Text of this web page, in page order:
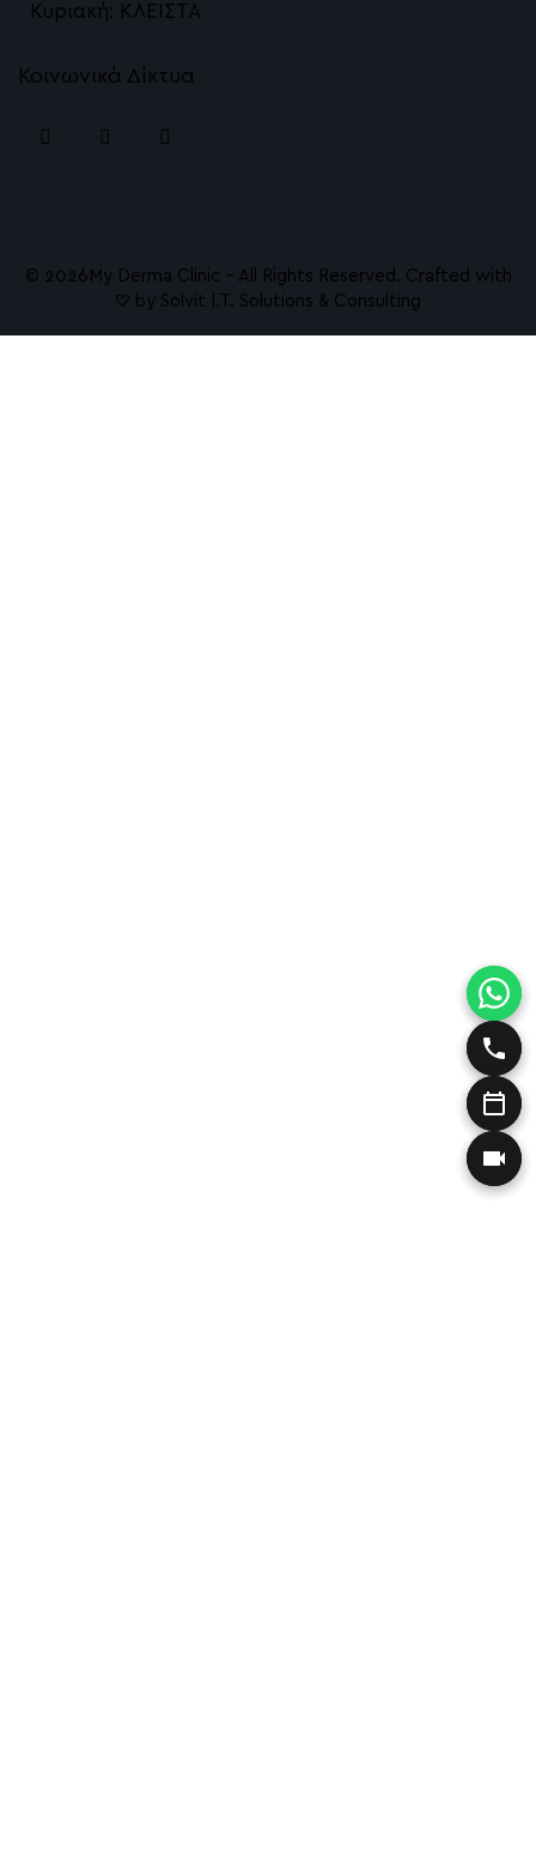
Κυριακή: ΚΛΕΙΣΤΑ
Κοινωνικά Δίκτυα
© 2026ㅤMy Derma Clinic – All Rights Reserved. Crafted with
♡ by Solvit I.T. Solutions & Consulting